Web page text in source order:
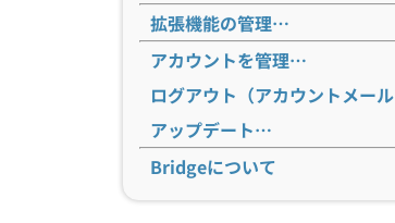
拡張機能の管理…
アカウントを管理…
ログアウト（アカウントメール
アップデート…
Bridgeについて